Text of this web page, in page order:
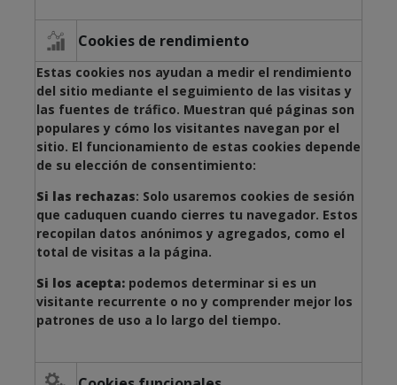
Cookies de rendimiento
Estas cookies nos ayudan a medir el rendimiento
del sitio mediante el seguimiento de las visitas y
las fuentes de tráfico. Muestran qué páginas son
populares y cómo los visitantes navegan por el
sitio. El funcionamiento de estas cookies depende
de su elección de consentimiento:
Si las rechazas: Solo usaremos cookies de sesión
que caduquen cuando cierres tu navegador. Estos
recopilan datos anónimos y agregados, como el
total de visitas a la página.
Si los acepta: podemos determinar si es un
visitante recurrente o no y comprender mejor los
patrones de uso a lo largo del tiempo.